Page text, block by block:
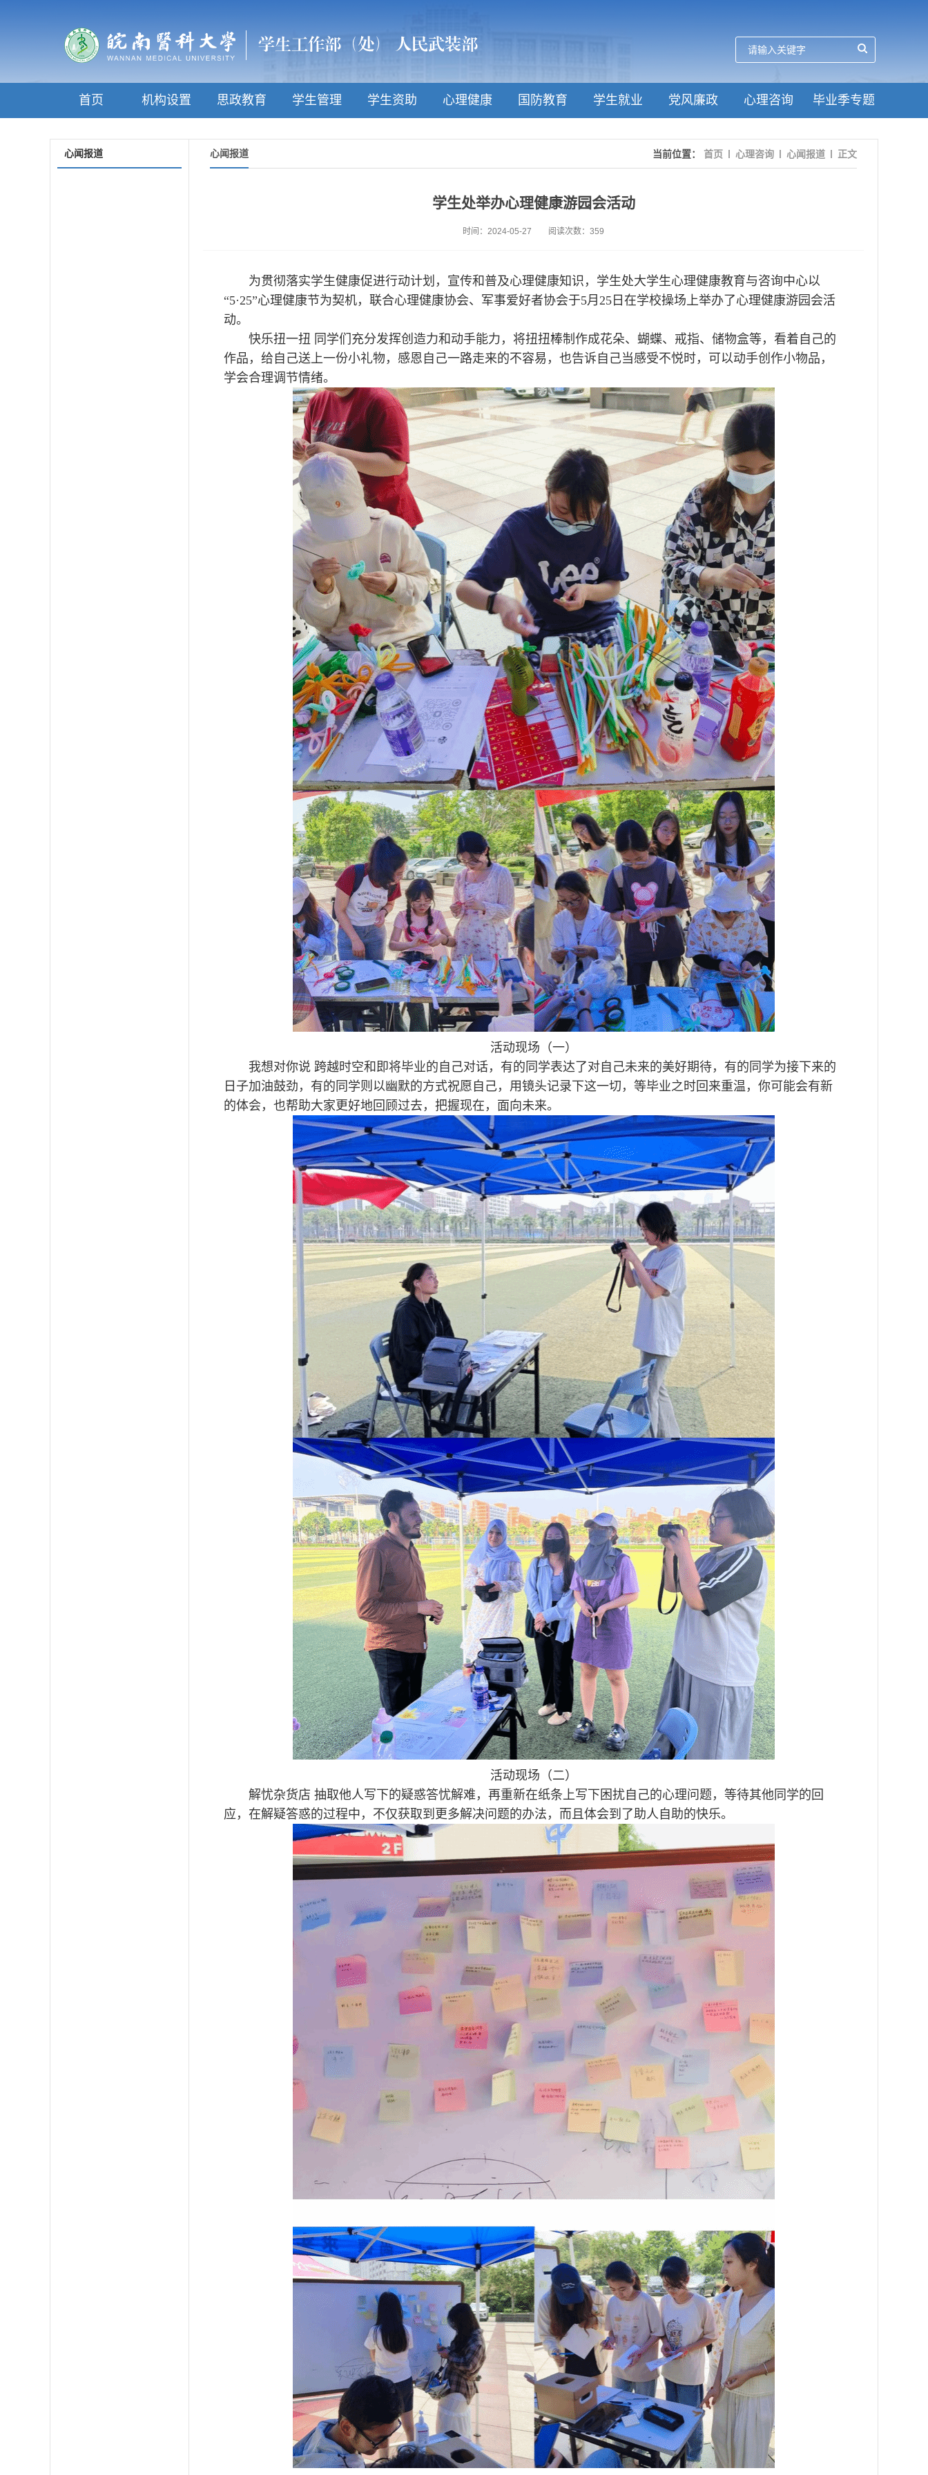
首页 机构设置 思政教育 学生管理 学生资助 心理健康 国防教育 学生就业 党风廉政 心理咨询 毕业季专题
心闻报道 心闻报道 当前位置： 首页 心理咨询 心闻报道 正文
学生处举办心理健康游园会活动
时间：2024-05-27 阅读次数： 359
为贯彻落实学生健康促进行动计划，宣传和普及心理健康知识，学生处大学生心理健康教育与咨询中心以
“5·25”心理健康节为契机，联合心理健康协会、军事爱好者协会于5月25日在学校操场上举办了心理健康游园会活
动。
快乐扭一扭 同学们充分发挥创造力和动手能力，将扭扭棒制作成花朵、蝴蝶、戒指、储物盒等，看着自己的
作品，给自己送上一份小礼物，感恩自己一路走来的不容易，也告诉自己当感受不悦时，可以动手创作小物品，
学会合理调节情绪。
活动现场（一）
我想对你说 跨越时空和即将毕业的自己对话，有的同学表达了对自己未来的美好期待，有的同学为接下来的
日子加油鼓劲，有的同学则以幽默的方式祝愿自己，用镜头记录下这一切，等毕业之时回来重温，你可能会有新
的体会，也帮助大家更好地回顾过去，把握现在，面向未来。
活动现场（二）
解忧杂货店 抽取他人写下的疑惑答忧解难，再重新在纸条上写下困扰自己的心理问题，等待其他同学的回
应，在解疑答惑的过程中，不仅获取到更多解决问题的办法，而且体会到了助人自助的快乐。